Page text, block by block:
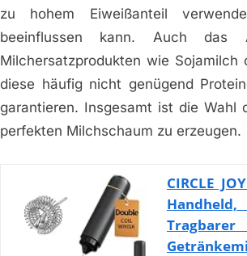
zu hohem Eiweißanteil
beeinflussen kann. Auch das
Milchersatzprodukten wie
diese häufig nicht genügend
garantieren. Insgesamt ist die Wahl
perfekten Milchschaum zu erzeugen.
CIRCLE